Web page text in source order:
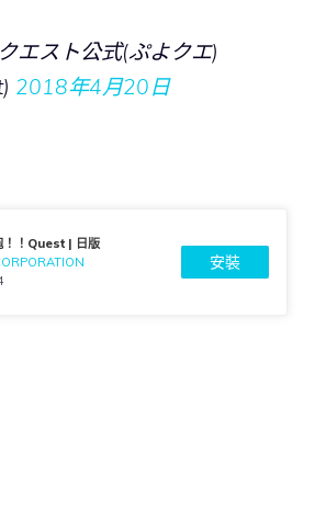
エスト公式(ぷよクエ)
2018年4月20日
！！Quest | 日版
安裝